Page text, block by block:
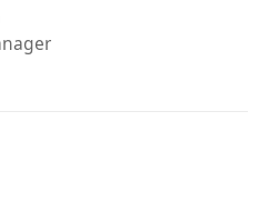
話及英文進行書面與口語
返國內辦公地點，能適應
力、數據分析思維及跨部